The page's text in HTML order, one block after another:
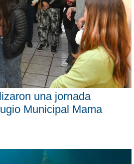
una jornada
Municipal Mama